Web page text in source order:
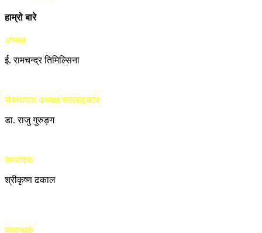
हाम्रो बारे
अध्यक्ष
ई. रामचन्द्र तिमिल्सिना
संस्थापक अध्यक्ष/सल्लाहकार
डा. राजु गुरुङ्ग
सम्पादक
श्रीकृष्ण ढकाल
प्रबन्धक